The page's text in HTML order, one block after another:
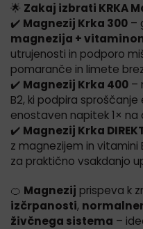
🌟 Zakaj izbrati KRKA
✔️ Magnezij Krka 300 –
magnezija +
utrujenosti in podporo
pomaranče in limete
✔️ Magnezij Krka 400 –
B2, ki podpira
enostaven napitek 1× na
✔️ Magnezij Krka
z magnezijem in vitamini
za praktično vsakdanjo
🍊 Magnezij prispeva k
izčrpanosti,
živčnega sistema –